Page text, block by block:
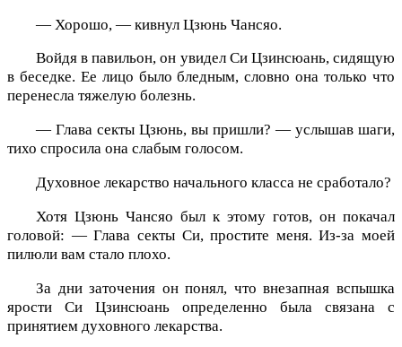
— Хорошо, — кивнул Цзюнь Чансяо.
Войдя в павильон, он увидел Си Цзинсюань, сидящую
в беседке. Ее лицо было бледным, словно она только что
перенесла тяжелую болезнь.
— Глава секты Цзюнь, вы пришли? — услышав шаги,
тихо спросила она слабым голосом.
Духовное лекарство начального класса не сработало?
Хотя Цзюнь Чансяо был к этому готов, он покачал
головой: — Глава секты Си, простите меня. Из-за моей
пилюли вам стало плохо.
За дни заточения он понял, что внезапная вспышка
ярости Си Цзинсюань определенно была связана с
принятием духовного лекарства.